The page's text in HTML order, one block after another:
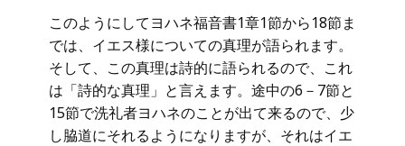
このようにしてヨハネ福音書1章1節から18節ま
では、イエス様についての真理が語られます。
そして、この真理は詩的に語られるので、これ
は「詩的な真理」と言えます。途中の6－7節と
15節で洗礼者ヨハネのことが出て来るので、少
し脇道にそれるようになりますが、それはイエ